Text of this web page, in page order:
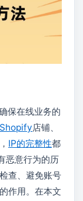
保在线业务的
Shopify店铺、
IP的完整性都
恶意行为的历
查、避免账号
作用。在本文